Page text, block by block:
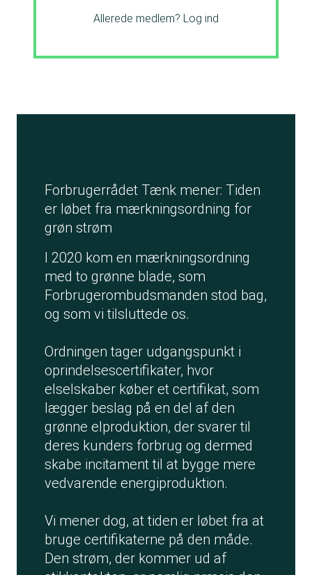
Allerede medlem? Log ind
Forbrugerrådet Tænk mener: Tiden
er løbet fra mærkningsordning for
grøn strøm
I 2020 kom en mærkningsordning
med to grønne blade, som
Forbrugerombudsmanden stod bag,
og som vi tilsluttede os.
Ordningen tager udgangspunkt i
oprindelsescertifikater, hvor
elselskaber køber et certifikat, som
lægger beslag på en del af den
grønne elproduktion, der svarer til
deres kunders forbrug og dermed
skabe incitament til at bygge mere
vedvarende energiproduktion.
Vi mener dog, at tiden er løbet fra at
bruge certifikaterne på den måde.
Den strøm, der kommer ud af